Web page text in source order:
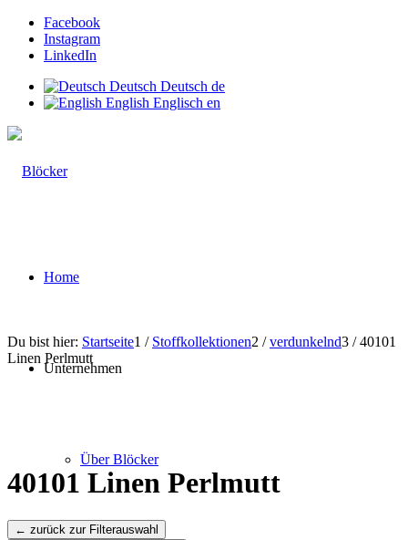
Facebook
Instagram
LinkedIn
Deutsch Deutsch de
English Englisch en
Home
Unternehmen
Über Blöcker
Du bist hier: Startseite1 / Stoffkollektionen2 / verdunkelnd3 / 40101
Linen Perlmutt
40101 Linen Perlmutt